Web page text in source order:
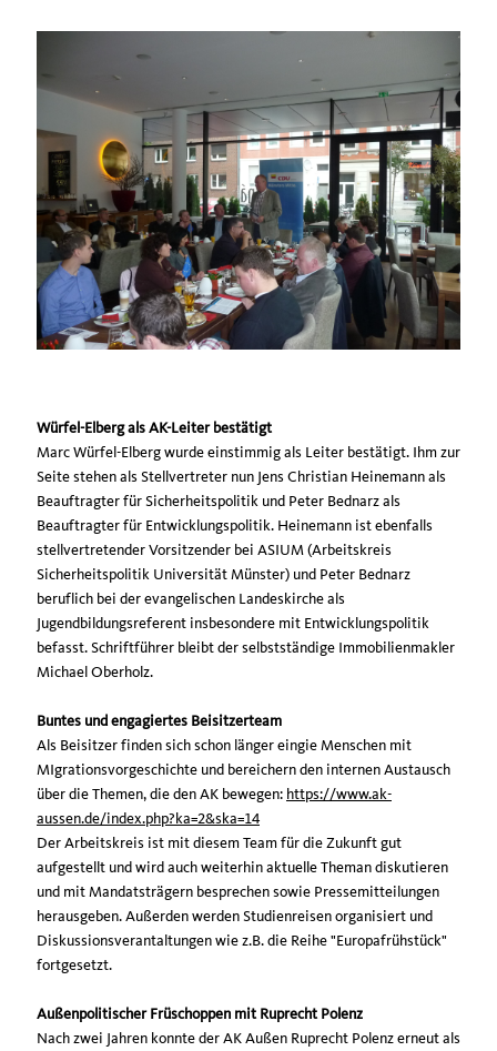
Würfel-Elberg als AK-Leiter bestätigt
Marc Würfel-Elberg wurde einstimmig als Leiter bestätigt. Ihm zur
Seite stehen als Stellvertreter nun Jens Christian Heinemann als
Beauftragter für Sicherheitspolitik und Peter Bednarz als
Beauftragter für Entwicklungspolitik. Heinemann ist ebenfalls
stellvertretender Vorsitzender bei ASIUM (Arbeitskreis
Sicherheitspolitik Universität Münster) und Peter Bednarz
beruflich bei der evangelischen Landeskirche als
Jugendbildungsreferent insbesondere mit Entwicklungspolitik
befasst. Schriftführer bleibt der selbstständige Immobilienmakler
Michael Oberholz.
Buntes und engagiertes Beisitzerteam
Als Beisitzer finden sich schon länger eingie Menschen mit
MIgrationsvorgeschichte und bereichern den internen Austausch
über die Themen, die den AK bewegen: https://www.ak-
aussen.de/index.php?ka=2&ska=14
Der Arbeitskreis ist mit diesem Team für die Zukunft gut
aufgestellt und wird auch weiterhin aktuelle Theman diskutieren
und mit Mandatsträgern besprechen sowie Pressemitteilungen
herausgeben. Außerden werden Studienreisen organisiert und
Diskussionsverantaltungen wie z.B. die Reihe "Europafrühstück"
fortgesetzt.
Außenpolitischer Früschoppen mit Ruprecht Polenz
Nach zwei Jahren konnte der AK Außen Ruprecht Polenz erneut als